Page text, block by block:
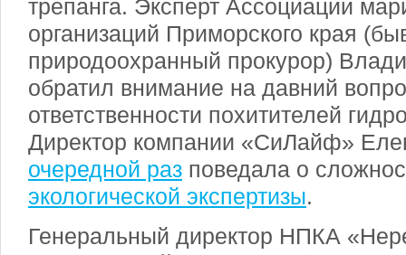
трепанга. Эксперт Ассоциации
организаций Приморского края
природоохранный прокурор)
обратил внимание на давний
ответственности похитителей
Директор компании «СиЛайф»
очередной раз поведала о
экологической экспертизы.
Генеральный директор НПКА